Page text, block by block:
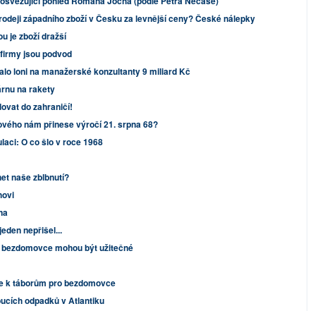
západního zboží v Česku za levnější ceny? České nálepky
je zboží dražší
jsou podvod
loni na manažerské konzultanty 9 miliard Kč
na rakety
do zahraničí!
nám přinese výročí 21. srpna 68?
O co šlo v roce 1968
naše zblbnutí?
nepřišel...
mohou být užitečné
k táborům pro bezdomovce
odpadků v Atlantiku